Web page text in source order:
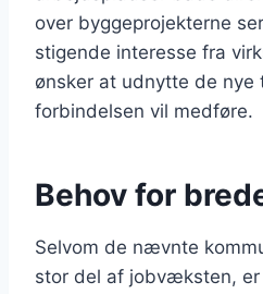
over byggeprojekterne
stigende interesse fra
ønsker at udnytte de nye
forbindelsen vil medføre.
Behov for
Selvom de nævnte
stor del af jobvæksten,